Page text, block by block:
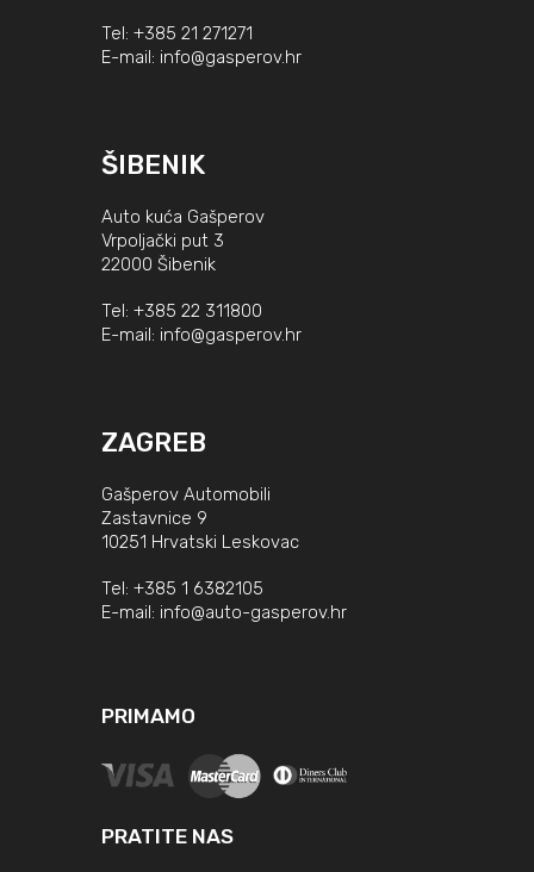
Tel: +385 21 271271
E-mail: info@gasperov.hr
ŠIBENIK
Auto kuća Gašperov
Vrpoljački put 3
22000 Šibenik
Tel: +385 22 311800
E-mail: info@gasperov.hr
ZAGREB
Gašperov Automobili
Zastavnice 9
10251 Hrvatski Leskovac
Tel: +385 1 6382105
E-mail: info@auto-gasperov.hr
PRIMAMO
PRATITE NAS